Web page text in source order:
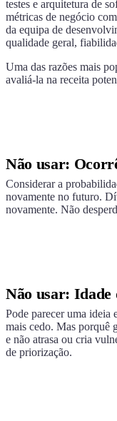
testes e arquitetura de
métricas de negócio
da equipa de
qualidade geral,
Uma das razões mais
avaliá-la na receita
Não usar:
Considerar a
novamente no futuro.
novamente. Não
Não usar: Idade
Pode parecer uma ideia
mais cedo. Mas porquê
e não atrasa ou cria
de priorização.